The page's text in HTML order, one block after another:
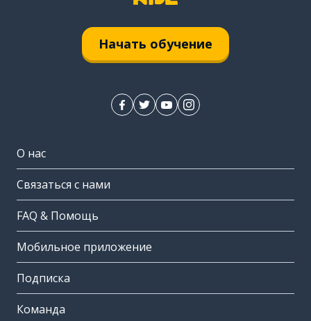
Начать обучение
О нас
Связаться с нами
FAQ & Помощь
Мобильное приложение
Подписка
Команда